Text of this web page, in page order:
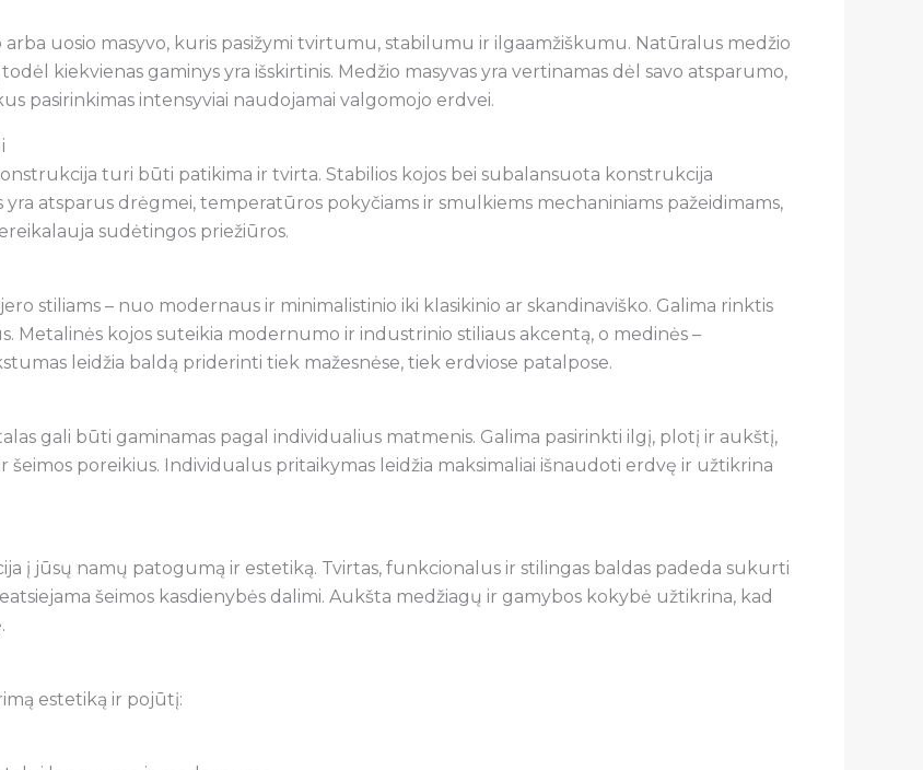
arba uosio masyvo, kuris pasižymi tvirtumu, stabilumu ir ilgaamžiškumu. Natūralus medžio
kiekvienas gaminys yra išskirtinis. Medžio masyvas yra vertinamas dėl savo atsparumo,
pasirinkimas intensyviai naudojamai valgomojo erdvei.
turi būti patikima ir tvirta. Stabilios kojos bei subalansuota konstrukcija
atsparus drėgmei, temperatūros pokyčiams ir smulkiems mechaniniams pažeidimams,
sudėtingos priežiūros.
stiliams – nuo modernaus ir minimalistinio iki klasikinio ar skandinaviško. Galima rinktis
Metalinės kojos suteikia modernumo ir industrinio stiliaus akcentą, o medinės –
leidžia baldą priderinti tiek mažesnėse, tiek erdviose patalpose.
gali būti gaminamas pagal individualius matmenis. Galima pasirinkti ilgį, plotį ir aukštį,
šeimos poreikius. Individualus pritaikymas leidžia maksimaliai išnaudoti erdvę ir užtikrina
į jūsų namų patogumą ir estetiką. Tvirtas, funkcionalus ir stilingas baldas padeda sukurti
šeimos kasdienybės dalimi. Aukšta medžiagų ir gamybos kokybė užtikrina, kad
estetiką ir pojūtį: